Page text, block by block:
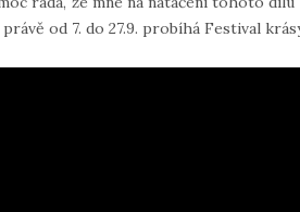
od 7. do 27.9. probíhá Festival